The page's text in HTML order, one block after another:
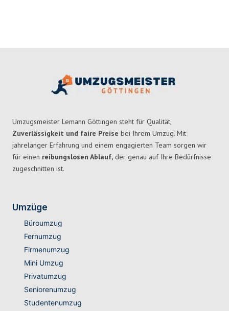
Umzugsmeister Lemann Göttingen steht für Qualität,
Zuverlässigkeit und faire Preise bei Ihrem Umzug. Mit
jahrelanger Erfahrung und einem engagierten Team sorgen wir
für einen reibungslosen Ablauf, der genau auf Ihre Bedürfnisse
zugeschnitten ist.
Umzüge
Büroumzug
Fernumzug
Firmenumzug
Mini Umzug
Privatumzug
Seniorenumzug
Studentenumzug